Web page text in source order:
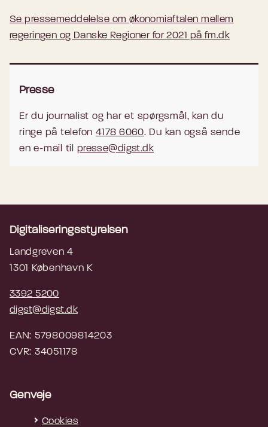
Se pressemeddelelse om økonomiaftalen mellem
regeringen og Danske Regioner for 2021 på fm.dk
Presse
Er du journalist og har et spørgsmål, kan du
ringe på telefon4178 6060. Du kan også sende
en e-mail til presse@digst.dk
Digitaliseringsstyrelsen
Landgreven 4
1301 København K
3392 5200
digst@digst.dk
EAN: 5798009814203
CVR: 34051178
Genveje
Cookies